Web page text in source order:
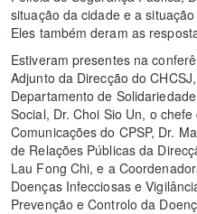
situação da cidade e a
Eles também deram as
Estiveram presentes na
Adjunto da Direcção do
Departamento de
Social, Dr. Choi Sio Un, o
Comunicações do CPSP, Dr.
de Relações Públicas da
Lau Fong Chi, e a
Doenças Infecciosas e
Prevenção e Controlo da